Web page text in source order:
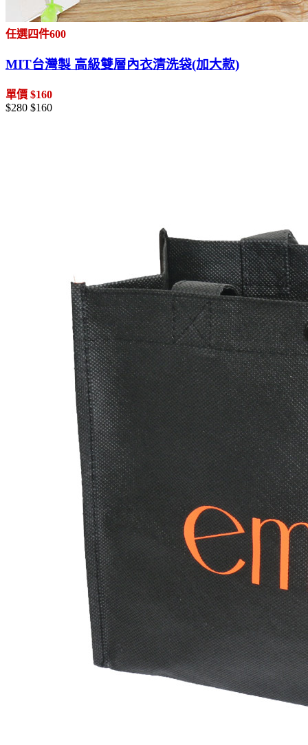
任選四件600
MIT台灣製 高級雙層內衣清洗袋(加大款)
單價 $160
$280 $160